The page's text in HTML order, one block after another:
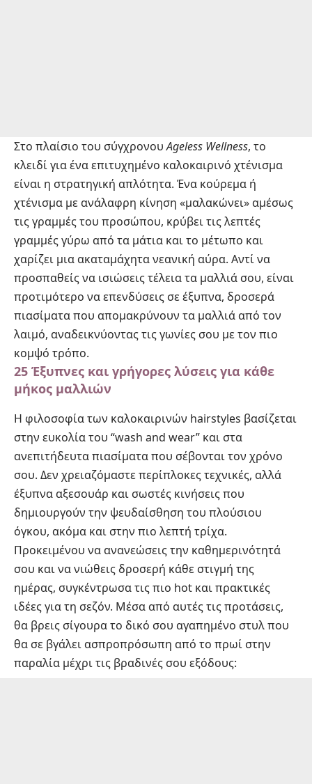
Στο πλαίσιο του σύγχρονουAgeless Wellness, το
κλειδί για ένα επιτυχημένο καλοκαιρινό χτένισμα
είναι η στρατηγική απλότητα. Ένα κούρεμα ή
χτένισμα με ανάλαφρη κίνηση «μαλακώνει» αμέσως
τις γραμμές του προσώπου, κρύβει τις λεπτές
γραμμές γύρω από τα μάτια και το μέτωπο και
χαρίζει μια ακαταμάχητα νεανική αύρα. Αντί να
προσπαθείς να ισιώσεις τέλεια τα μαλλιά σου, είναι
προτιμότερο να επενδύσεις σε έξυπνα, δροσερά
πιασίματα που απομακρύνουν τα μαλλιά από τον
λαιμό, αναδεικνύοντας τις γωνίες σου με τον πιο
κομψό τρόπο.
25 Έξυπνες και γρήγορες λύσεις για κάθε
μήκος μαλλιών
Η φιλοσοφία των καλοκαιρινών hairstyles βασίζεται
στην ευκολία του “wash and wear” και στα
ανεπιτήδευτα πιασίματα που σέβονται τον χρόνο
σου. Δεν χρειαζόμαστε περίπλοκες τεχνικές, αλλά
έξυπνα αξεσουάρ και σωστές κινήσεις που
δημιουργούν την ψευδαίσθηση του πλούσιου
όγκου, ακόμα και στην πιο λεπτή τρίχα.
Προκειμένου να ανανεώσεις την καθημερινότητά
σου και να νιώθεις δροσερή κάθε στιγμή της
ημέρας, συγκέντρωσα τις πιο hot και πρακτικές
ιδέες για τη σεζόν. Μέσα από αυτές τις προτάσεις,
θα βρεις σίγουρα το δικό σου αγαπημένο στυλ που
θα σε βγάλει ασπροπρόσωπη από το πρωί στην
παραλία μέχρι τις βραδινές σου εξόδους: